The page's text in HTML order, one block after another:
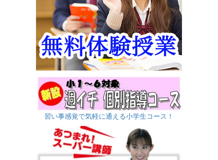
習い事感覚で気軽に通える小学生コース！